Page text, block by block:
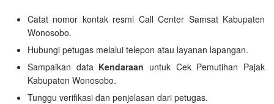
Catat nomor kontak resmi Call Center Samsat Kabupaten
Wonosobo.
Hubungi petugas melalui telepon atau layanan lapangan.
Sampaikan data Kendaraan untuk Cek Pemutihan Pajak
Kabupaten Wonosobo.
Tunggu verifikasi dan penjelasan dari petugas.